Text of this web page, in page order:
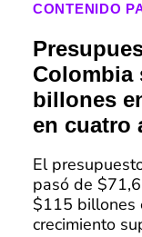
CONTENIDO
Colombia
billones
en cuatro
El
pasó de
$115 billones
crecimiento